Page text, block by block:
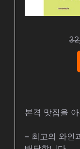
본격 맛집을
– 최고의 와인